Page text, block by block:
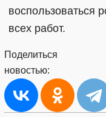
воспользоваться
всех работ.
Поделиться
новостью: